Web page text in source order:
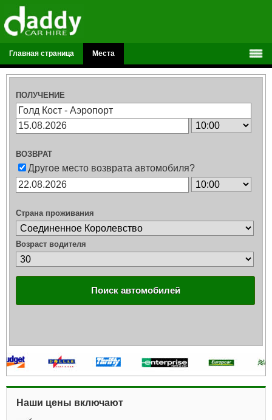
Главная страница Места
ПОЛУЧЕНИЕ
ВОЗВРАТ
Другое место возврата автомобиля?
Страна проживания
Возраст водителя
Поиск автомобилей
Наши цены включают